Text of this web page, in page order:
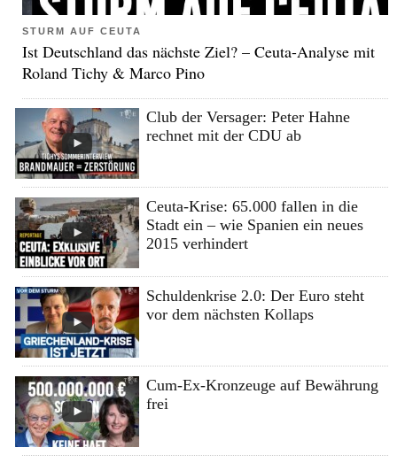
STURM AUF CEUTA
Ist Deutschland das nächste Ziel? – Ceuta-Analyse mit
Roland Tichy & Marco Pino
Club der Versager: Peter Hahne
rechnet mit der CDU ab
Ceuta-Krise: 65.000 fallen in die
Stadt ein – wie Spanien ein neues
2015 verhindert
Schuldenkrise 2.0: Der Euro steht
vor dem nächsten Kollaps
Cum-Ex-Kronzeuge auf Bewährung
frei